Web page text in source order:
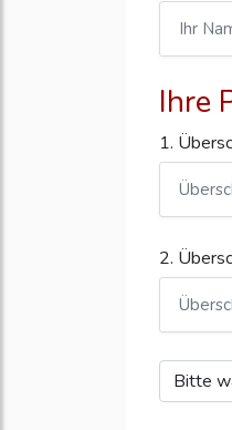
Ihre
1.
2.